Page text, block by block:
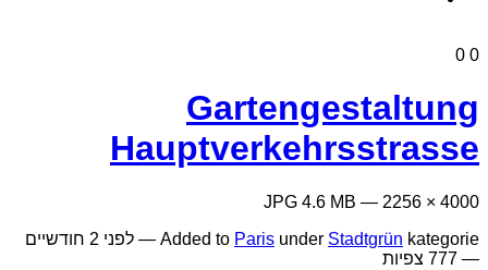
0
0
Gartengestaltung
Hauptverkehrsstrasse
4000 × 2256 — JPG 4.6 MB
Added to Paris under Stadtgrün kategorie —
לפני 2 חודשיים
— 777 צפיות